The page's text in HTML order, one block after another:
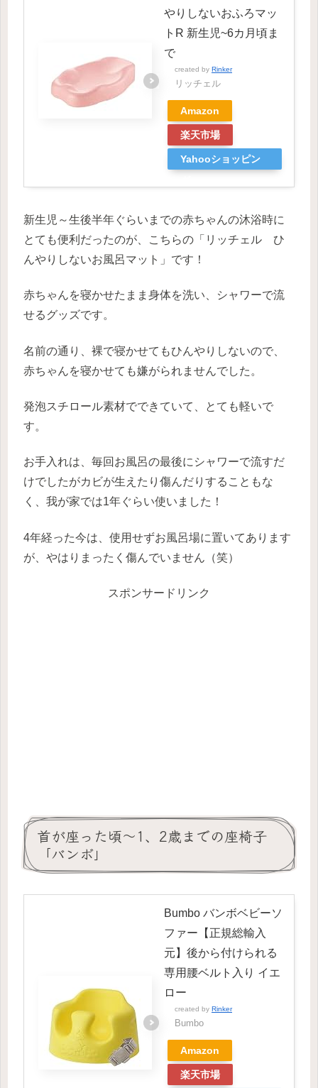
やりしないおふろマッ
トR 新生児~6カ月頃ま
で
created by Rinker
リッチェル
Amazon
楽天市場
Yahooショッピン
新生児～生後半年ぐらいまでの赤ちゃんの沐浴時に
とても便利だったのが、こちらの「リッチェル ひ
んやりしないお風呂マット」です！
赤ちゃんを寝かせたまま身体を洗い、シャワーで流
せるグッズです。
名前の通り、裸で寝かせてもひんやりしないので、
赤ちゃんを寝かせても嫌がられませんでした。
発泡スチロール素材でできていて、とても軽いで
す。
お手入れは、毎回お風呂の最後にシャワーで流すだ
けでしたがカビが生えたり傷んだりすることもな
く、我が家では1年ぐらい使いました！
4年経った今は、使用せずお風呂場に置いてあります
が、やはりまったく傷んでいません（笑）
スポンサードリンク
首が座った頃～1、2歳までの座椅子
「バンボ」
Bumbo バンボベビーソ
ファー【正規総輸入
元】後から付けられる
専用腰ベルト入り イエ
ロー
created by Rinker
Bumbo
Amazon
楽天市場